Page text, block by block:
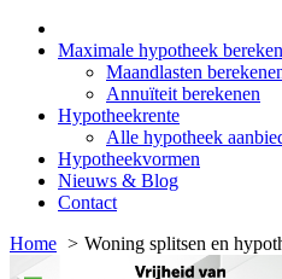
Maximale hypotheek
Maandlasten
Annuïteit berekenen
Hypotheekrente
Alle hypotheek
Hypotheekvormen
Nieuws & Blog
Contact
Home
Woning splitsen en